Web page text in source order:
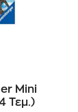
Mini
Τεμ.)